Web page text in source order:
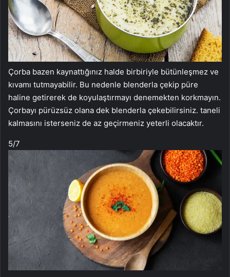
Çorba bazen kaynattığınız halde birbiriyle bütünleşmez ve
kıvamı tutmayabilir. Bu nedenle blenderla çekip püre
haline getirerek de koyulaştırmayı denemekten korkmayın.
Çorbayı pürüzsüz olana dek blenderla çekebilirsiniz. taneli
kalmasını isterseniz de az geçirmeniz yeterli olacaktır.
5/7